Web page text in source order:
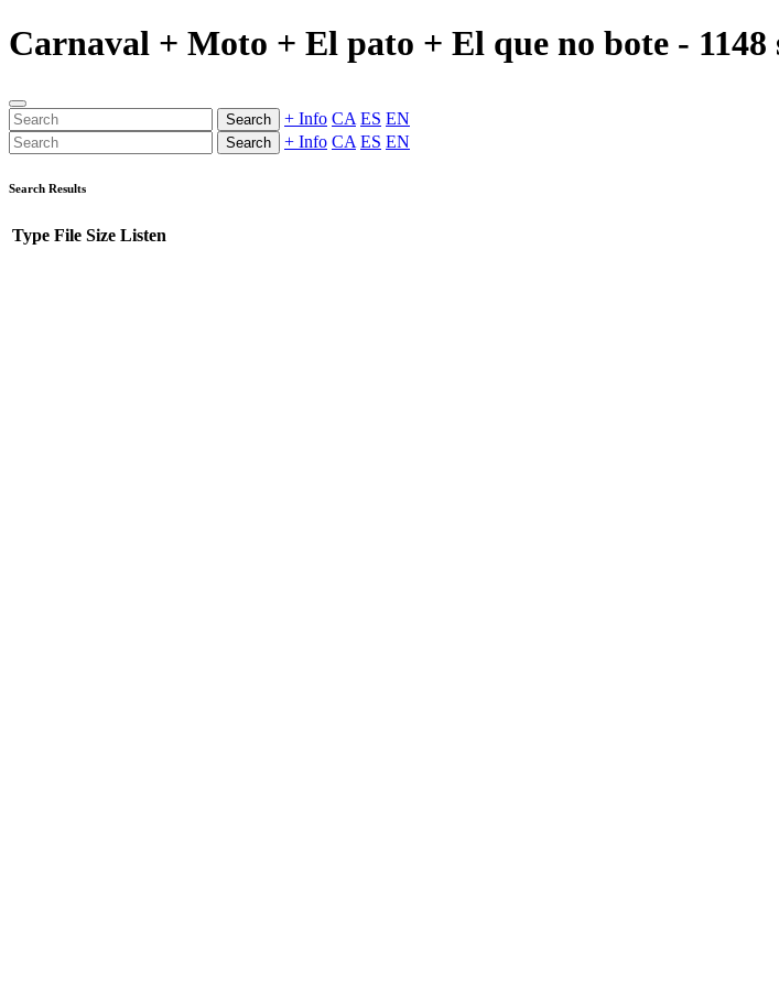
Carnaval + Moto + El pato + El que no bote -
Search + Info CA ES EN
Search + Info CA ES EN
Search Results
Type File Size Listen